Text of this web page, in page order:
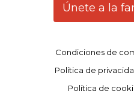
Únete a la
Condiciones de
Política de
Política de